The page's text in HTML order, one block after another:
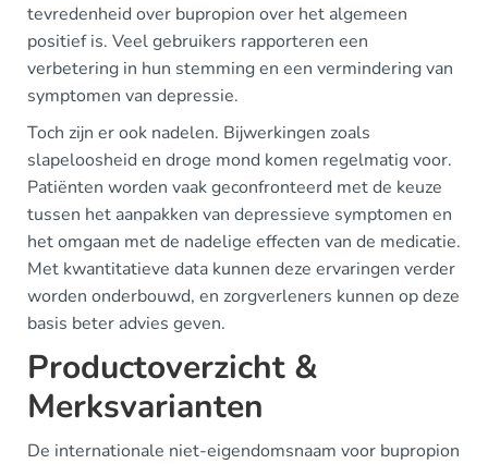
tevredenheid over bupropion over het algemeen
positief is. Veel gebruikers rapporteren een
verbetering in hun stemming en een vermindering van
symptomen van depressie.
Toch zijn er ook nadelen. Bijwerkingen zoals
slapeloosheid en droge mond komen regelmatig voor.
Patiënten worden vaak geconfronteerd met de keuze
tussen het aanpakken van depressieve symptomen en
het omgaan met de nadelige effecten van de medicatie.
Met kwantitatieve data kunnen deze ervaringen verder
worden onderbouwd, en zorgverleners kunnen op deze
basis beter advies geven.
Productoverzicht &
Merksvarianten
De internationale niet-eigendomsnaam voor bupropion